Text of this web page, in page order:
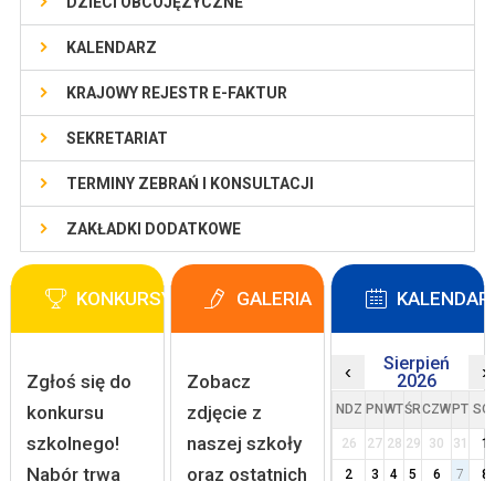
KALENDARZ
KRAJOWY REJESTR E-FAKTUR
SEKRETARIAT
TERMINY ZEBRAŃ I KONSULTACJI
ZAKŁADKI DODATKOWE
KONKURSY
Zgłoś się do
konkursu
szkolnego!
Nabór trwa
GALERIA
Zobacz
zdjęcie z
naszej szkoły
oraz ostatnich
‹
Sierpień
2026
›
NDZ PN WTŚRCZW PT
26 27 28 29 30 31
1
2
3 4 5 6 7
8